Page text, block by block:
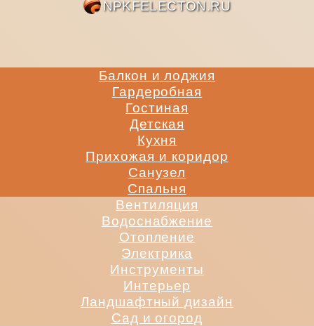
Балкон и лоджия
Гардеробная
Гостиная
Детская
Кухня
Прихожая и коридор
Санузел
Спальня
Вентиляция
Водоснабжение
Отопление
Электрика
Инструменты
Интерьер
Ландшафтный дизайн
Сад и огород